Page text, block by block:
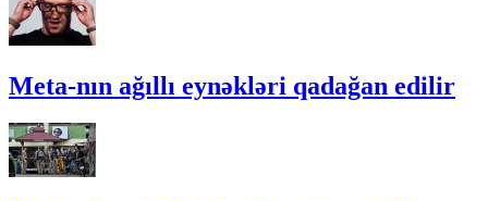
Meta-nın ağıllı eynəkləri qadağan edilir